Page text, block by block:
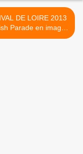
DE LOIRE 2013
Parade en images
: J-1 avant l' inauguration >